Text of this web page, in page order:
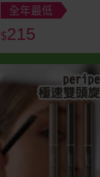
全年最低
$215